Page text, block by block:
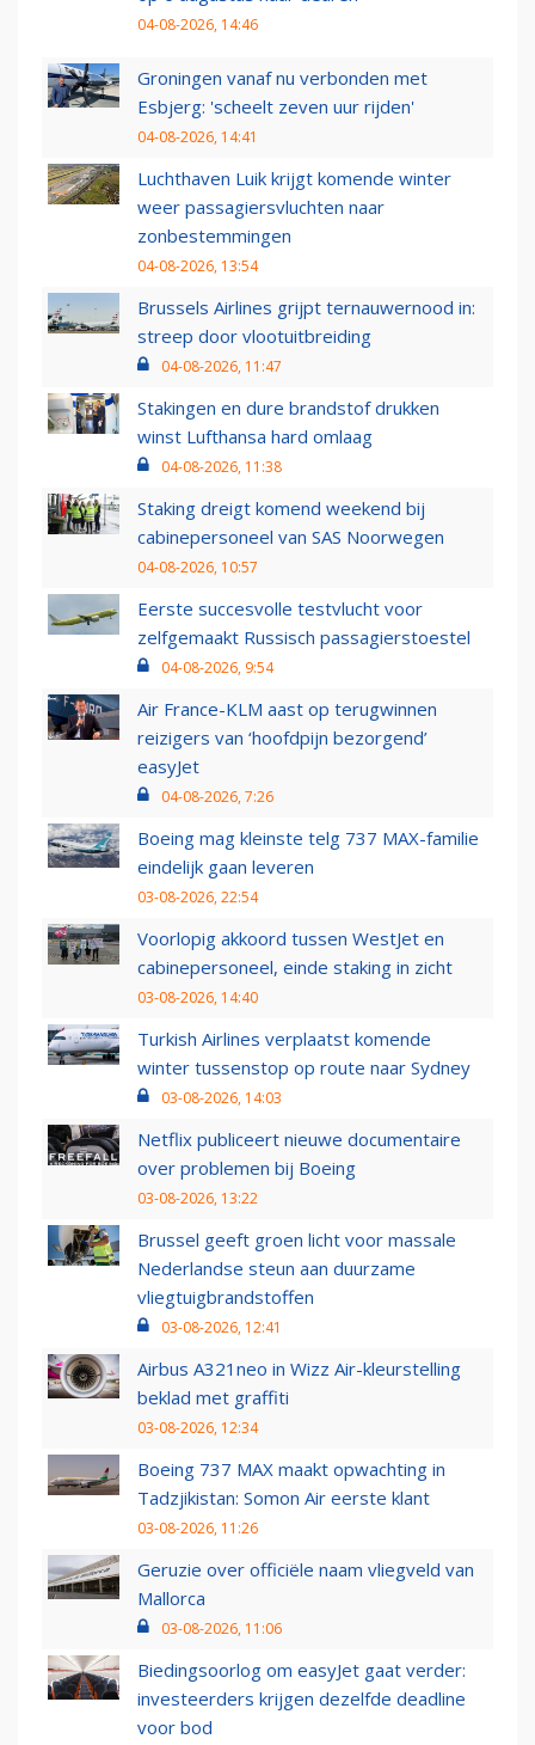
04-08-2026, 14:46
Groningen vanaf nu verbonden met
Esbjerg: 'scheelt zeven uur rijden'
04-08-2026, 14:41
Luchthaven Luik krijgt komende winter
weer passagiersvluchten naar
zonbestemmingen
04-08-2026, 13:54
Brussels Airlines grijpt ternauwernood in:
streep door vlootuitbreiding
04-08-2026, 11:47
Stakingen en dure brandstof drukken
winst Lufthansa hard omlaag
04-08-2026, 11:38
Staking dreigt komend weekend bij
cabinepersoneel van SAS Noorwegen
04-08-2026, 10:57
Eerste succesvolle testvlucht voor
zelfgemaakt Russisch passagierstoestel
04-08-2026, 9:54
Air France-KLM aast op terugwinnen
reizigers van ‘hoofdpijn bezorgend’
easyJet
04-08-2026, 7:26
Boeing mag kleinste telg 737 MAX-familie
eindelijk gaan leveren
03-08-2026, 22:54
Voorlopig akkoord tussen WestJet en
cabinepersoneel, einde staking in zicht
03-08-2026, 14:40
Turkish Airlines verplaatst komende
winter tussenstop op route naar Sydney
03-08-2026, 14:03
Netflix publiceert nieuwe documentaire
over problemen bij Boeing
03-08-2026, 13:22
Brussel geeft groen licht voor massale
Nederlandse steun aan duurzame
vliegtuigbrandstoffen
03-08-2026, 12:41
Airbus A321neo in Wizz Air-kleurstelling
beklad met graffiti
03-08-2026, 12:34
Boeing 737 MAX maakt opwachting in
Tadzjikistan: Somon Air eerste klant
03-08-2026, 11:26
Geruzie over officiële naam vliegveld van
Mallorca
03-08-2026, 11:06
Biedingsoorlog om easyJet gaat verder:
investeerders krijgen dezelfde deadline
voor bod